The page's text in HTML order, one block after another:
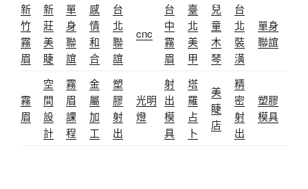
新
竹
霧
眉
新
莊
美
睫
單
身
聯
誼
感
情
和
合
台
北
聯
誼
cnc
台
中
霧
眉
臺
北
美
甲
兒
童
木
琴
台
北
裝
潢
單身
聯誼
霧
眉
空
間
設
計
霧
眉
課
程
金
屬
加
工
塑
膠
射
出
光明
燈
射
出
模
具
塔
羅
占
卜
美
睫
店
精
密
射
出
塑膠
模具